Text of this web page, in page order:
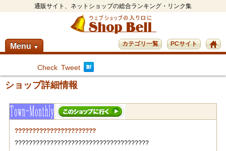
通販サイト、ネットショップの総合ランキング・リンク集
Menu ▼ PCサイト
カテゴリ一覧
Check Tweet
ショップ詳細情報
???????????????????????
??????????????????????????????????????